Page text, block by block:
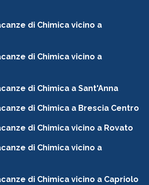
di Chimica vicino a
di Chimica vicino a
di Chimica a Sant'Anna
di Chimica a Brescia Centro
di Chimica vicino a Rovato
di Chimica vicino a
di Chimica vicino a Capriolo